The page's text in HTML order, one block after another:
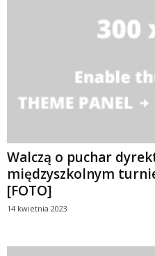
Walczą o puchar
międzyszkolnym
[FOTO]
14 kwietnia 2023